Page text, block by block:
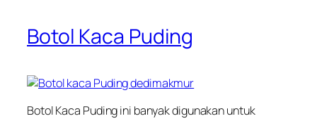
Botol Kaca Puding
Botol Kaca Puding ini banyak digunakan untuk